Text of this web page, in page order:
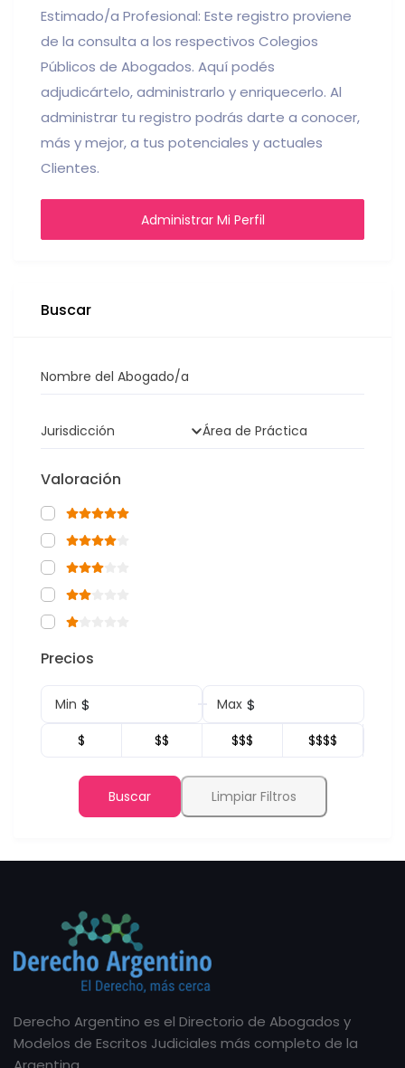
Estimado/a Profesional: Este registro proviene
de la consulta a los respectivos Colegios
Públicos de Abogados. Aquí podés
adjudicártelo, administrarlo y enriquecerlo. Al
administrar tu registro podrás darte a conocer,
más y mejor, a tus potenciales y actuales
Clientes.
Administrar Mi Perfil
Buscar
Nombre del Abogado/a
Jurisdicción Área de Práctica
Valoración
Precios
Min $ Max $
$ $$ $$$ $$$$
Buscar Limpiar Filtros
Derecho Argentino es el Directorio de Abogados y
Modelos de Escritos Judiciales más completo de la